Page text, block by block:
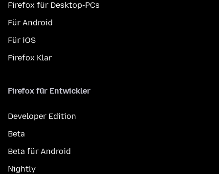
Firefox für Desktop-PCs
Für Android
Für iOS
Firefox Klar
Firefox für Entwickler
Developer Edition
Beta
Beta für Android
Nightly